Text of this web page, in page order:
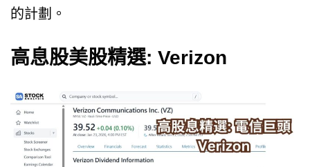
的計劃。
高息股美股精選: Verizon